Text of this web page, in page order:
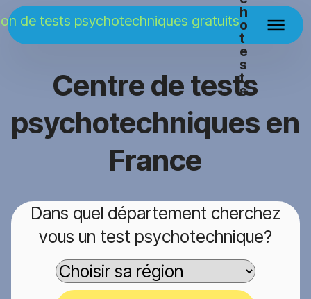
h
o
t
e
s
t
s
Centre de tests
psychotechniques en
France
Dans quel département cherchez
vous un test psychotechnique?